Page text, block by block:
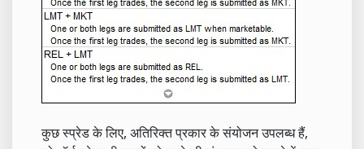
कुछ स्प्रेड के लिए, अतिरिक्त प्रकार के संयोजन उपलब्ध हैं,